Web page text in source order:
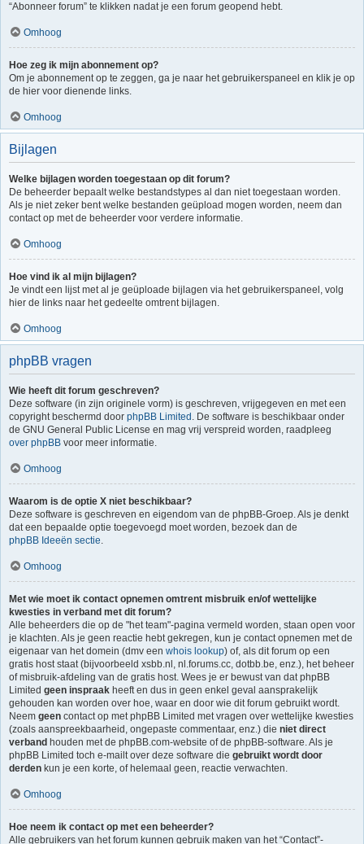
“Abonneer forum” te klikken nadat je een forum geopend hebt.
Omhoog
Hoe zeg ik mijn abonnement op?
Om je abonnement op te zeggen, ga je naar het gebruikerspaneel en klik je op
de hier voor dienende links.
Omhoog
Bijlagen
Welke bijlagen worden toegestaan op dit forum?
De beheerder bepaalt welke bestandstypes al dan niet toegestaan worden.
Als je niet zeker bent welke bestanden geüpload mogen worden, neem dan
contact op met de beheerder voor verdere informatie.
Omhoog
Hoe vind ik al mijn bijlagen?
Je vindt een lijst met al je geüploade bijlagen via het gebruikerspaneel, volg
hier de links naar het gedeelte omtrent bijlagen.
Omhoog
phpBB vragen
Wie heeft dit forum geschreven?
Deze software (in zijn originele vorm) is geschreven, vrijgegeven en met een
copyright beschermd door phpBB Limited . De software is beschikbaar onder
de GNU General Public License en mag vrij verspreid worden, raadpleeg
over phpBB voor meer informatie.
Omhoog
Waarom is de optie X niet beschikbaar?
Deze software is geschreven en eigendom van de phpBB-Groep. Als je denkt
dat een bepaalde optie toegevoegd moet worden, bezoek dan de
phpBB Ideeën sectie.
Omhoog
Met wie moet ik contact opnemen omtrent misbruik en/of wettelijke
kwesties in verband met dit forum?
Alle beheerders die op de "het team"-pagina vermeld worden, staan open voor
je klachten. Als je geen reactie hebt gekregen, kun je contact opnemen met de
eigenaar van het domein (dmv een whois lookup) of, als dit forum op een
gratis host staat (bijvoorbeeld xsbb.nl, nl.forums.cc, dotbb.be, enz.), het beheer
of misbruik-afdeling van de gratis host. Wees je er bewust van dat phpBB
Limited geen inspraak heeft en dus in geen enkel geval aansprakelijk
gehouden kan worden over hoe, waar en door wie dit forum gebruikt wordt.
Neem geen contact op met phpBB Limited met vragen over wettelijke kwesties
(zoals aanspreekbaarheid, ongepaste commentaar, enz.) die niet direct
verband houden met de phpBB.com-website of de phpBB-software. Als je
phpBB Limited toch e-mailt over deze software die gebruikt wordt door
derden kun je een korte, of helemaal geen, reactie verwachten.
Omhoog
Hoe neem ik contact op met een beheerder?
Alle gebruikers van het forum kunnen gebruik maken van het “Contact”-